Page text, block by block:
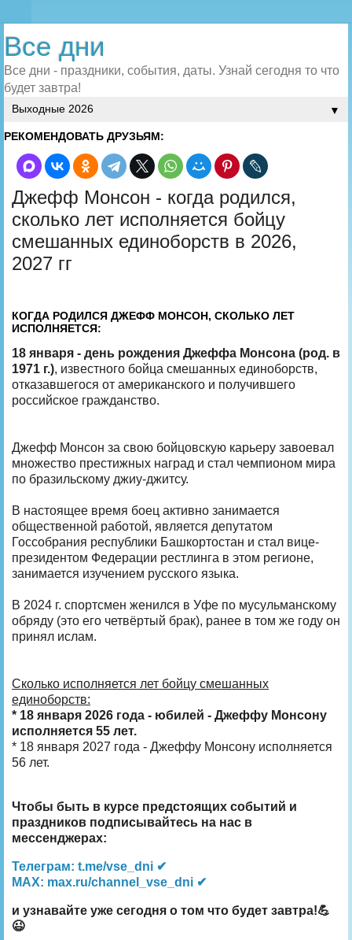
Все дни
Все дни - праздники, события, даты. Узнай сегодня то что
будет завтра!
▼
РЕКОМЕНДОВАТЬ ДРУЗЬЯМ:
Джефф Монсон - когда родился,
сколько лет исполняется бойцу
смешанных единоборств в 2026,
2027 гг
КОГДА РОДИЛСЯ ДЖЕФФ МОНСОН, СКОЛЬКО ЛЕТ
ИСПОЛНЯЕТСЯ:
18 января - день рождения Джеффа Монсона (род. в
1971 г.), известного бойца смешанных единоборств,
отказавшегося от американского и получившего
российское гражданство.
Джефф Монсон за свою бойцовскую карьеру завоевал
множество престижных наград и стал чемпионом мира
по бразильскому джиу-джитсу.
В настоящее время боец активно занимается
общественной работой, является депутатом
Госсобрания республики Башкортостан и стал вице-
президентом Федерации рестлинга в этом регионе,
занимается изучением русского языка.
В 2024 г. спортсмен женился в Уфе по мусульманскому
обряду (это его четвёртый брак), ранее в том же году он
принял ислам.
Сколько исполняется лет бойцу смешанных
единоборств:
* 18 января 2026 года - юбилей - Джеффу Монсону
исполняется 55 лет.
* 18 января 2027 года - Джеффу Монсону исполняется
56 лет.
Чтобы быть в курсе предстоящих событий и
праздников подписывайтесь на нас в
мессенджерах:
Телеграм: t.me/vse_dni ✔
MAX: max.ru/channel_vse_dni ✔
и узнавайте уже сегодня о том что будет завтра!💪
😉